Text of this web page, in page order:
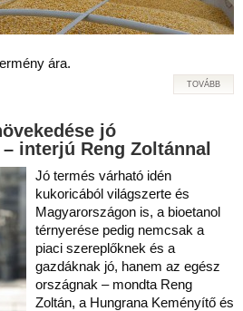
ára.
TOVÁBB
jó
interjú Reng Zoltánnal
Jó termés várható idén
kukoricából világszerte és
Magyarországon is, a bioetanol
térnyerése pedig nemcsak a
piaci szereplőknek és a
gazdáknak jó, hanem az egész
országnak – mondta Reng
Zoltán, a Hungrana Keményítő és